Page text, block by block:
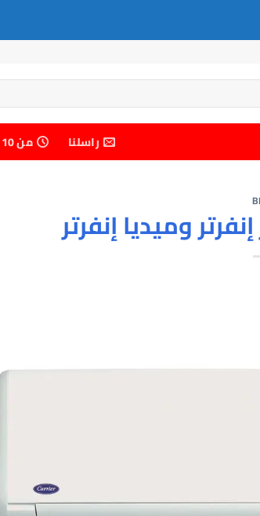
راسلنا من 10 ص - 6 مساءا
وميديا إنفرتر